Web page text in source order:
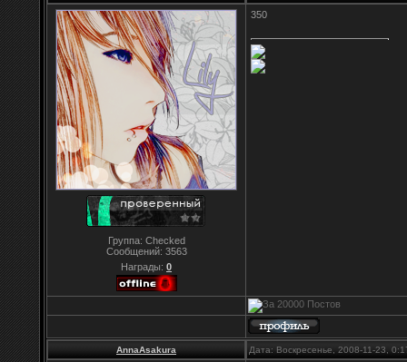
Группа: Checked
Сообщений: 3563
Награды: 0
350
AnnaAsakura Дата: Воскресенье, 2008-11-23,